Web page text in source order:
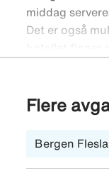
middag
Det er også
strender og
via Ving, eller
Flere